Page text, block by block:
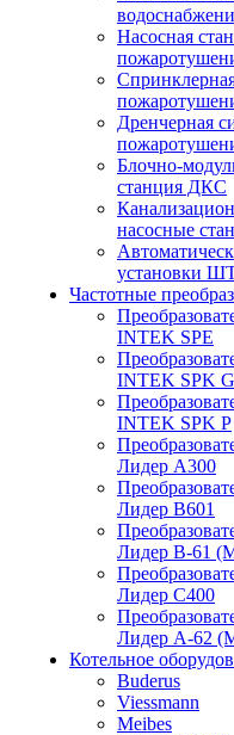
Насосная
Дренчерная
Блочно-
станция ДКС
насосные
установки
Частотные
INTEK SPE
INTEK SPK G
INTEK SPK P
Лидер А300
Лидер B601
Лидер В-61
Лидер С400
Лидер А-62
Котельное
Buderus
Viessmann
Meibes